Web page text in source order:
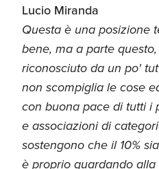
Lucio Miranda
Questa è una posizione
bene, ma a parte
riconosciuto da un po'
non scompiglia le cose
con buona pace di tutti i
e associazioni di
sostengono che il 10%
è proprio guardando